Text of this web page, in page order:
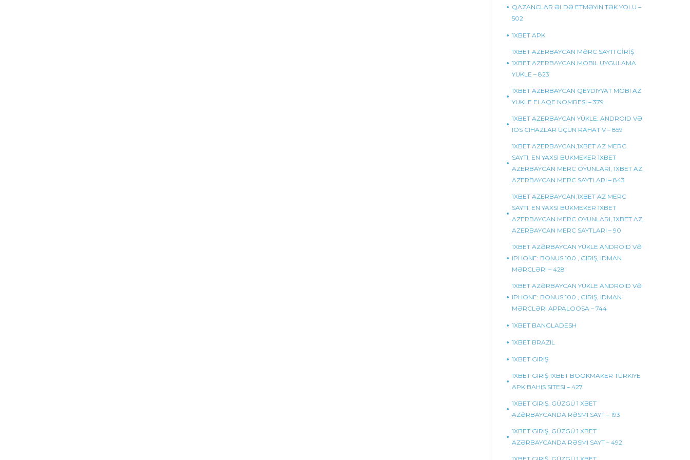
QAZANCLAR ƏLDƏ ETMƏYIN TƏK YOLU –
502
1XBET APK
1XBET AZERBAYCAN MƏRC SAYTI GİRİŞ
1XBET AZERBAYCAN MOBIL UYGULAMA
YUKLE – 823
1XBET AZERBAYCAN QEYDIYYAT MOBI AZ
YUKLE ELAQE NOMRESI – 379
1XBET AZERBAYCAN YÜKLE: ANDROID VƏ
IOS CIHAZLAR ÜÇÜN RAHAT V – 859
1XBET AZERBAYCAN,1XBET AZ MERC
SAYTI, EN YAXSI BUKMEKER 1XBET
AZERBAYCAN MERC OYUNLARI, 1XBET AZ,
AZERBAYCAN MERC SAYTLARI – 843
1XBET AZERBAYCAN,1XBET AZ MERC
SAYTI, EN YAXSI BUKMEKER 1XBET
AZERBAYCAN MERC OYUNLARI, 1XBET AZ,
AZERBAYCAN MERC SAYTLARI – 90
1XBET AZƏRBAYCAN YÜKLE ANDROID VƏ
IPHONE: BONUS 100 , GIRIŞ, IDMAN
MƏRCLƏRI – 428
1XBET AZƏRBAYCAN YÜKLE ANDROID VƏ
IPHONE: BONUS 100 , GIRIŞ, IDMAN
MƏRCLƏRI APPALOOSA – 744
1XBET BANGLADESH
1XBET BRAZIL
1XBET GIRIŞ
1XBET GIRIŞ 1XBET BOOKMAKER TÜRKIYE
APK BAHIS SITESI – 427
1XBET GIRIŞ, GÜZGÜ 1 XBET
AZƏRBAYCANDA RƏSMI SAYT – 193
1XBET GIRIŞ, GÜZGÜ 1 XBET
AZƏRBAYCANDA RƏSMI SAYT – 492